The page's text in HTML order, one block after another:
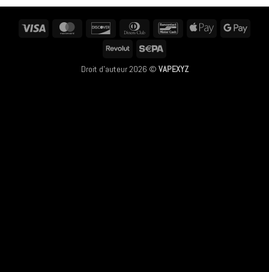
Visa MasterCard Discover
Dinners
BancontactApple
Revolut
Droit d'auteur 2026 © VAPEXYZ